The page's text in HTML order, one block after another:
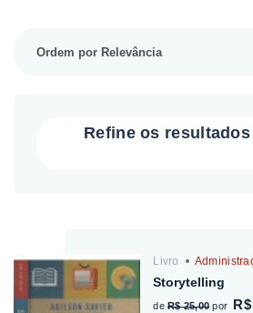
Refine os
Livro
Storytelling
de R$ 25,00 por